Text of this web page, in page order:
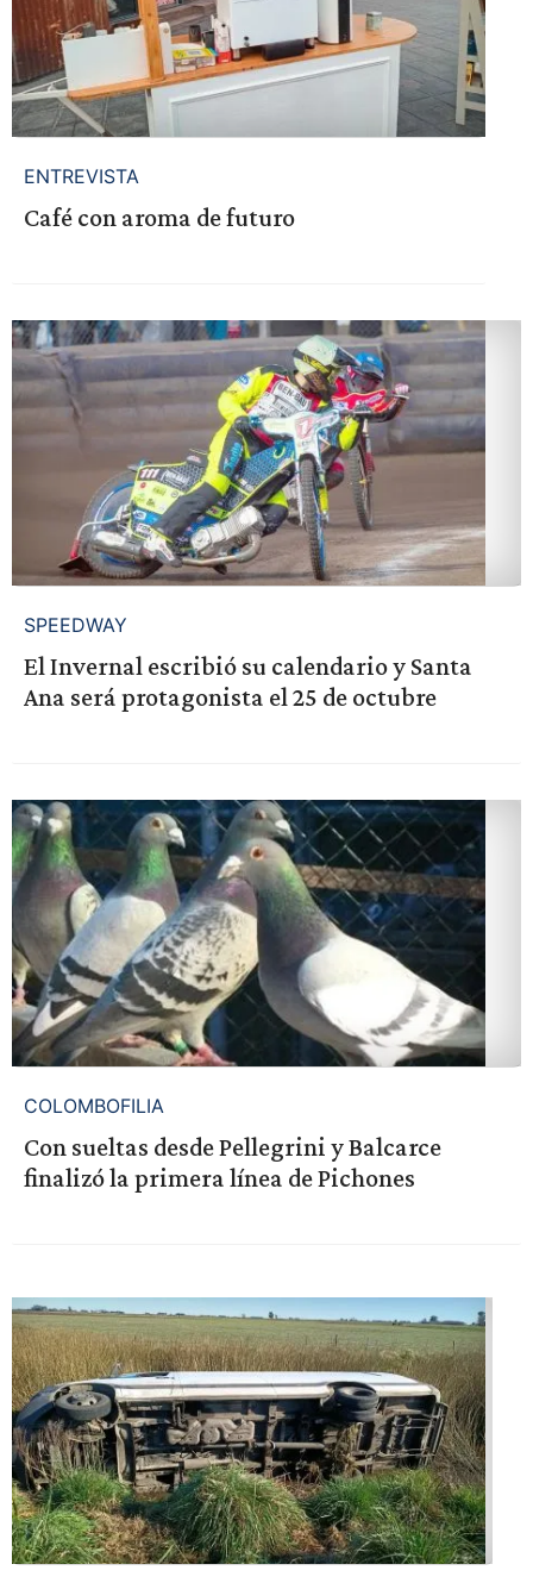
ENTREVISTA
Café con aroma de futuro
SPEEDWAY
El Invernal escribió su calendario y Santa
Ana será protagonista el 25 de octubre
COLOMBOFILIA
Con sueltas desde Pellegrini y Balcarce
finalizó la primera línea de Pichones